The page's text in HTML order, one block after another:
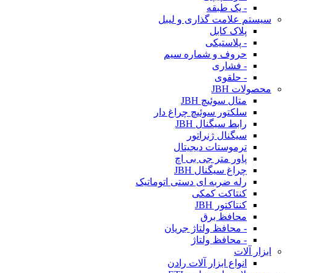
- یک طبقه
سیستم علامت گذاری و لیبل
پلاک کابل
- پلاستیکی
حروف و شماره سیم
- فشاری
- حلقوی
محصولات JBH
متال سوئیچ JBH
سلکتور سوئیچ چراغ دار
رابط سیگنال JBH
سیگنال ژنراتور
ترموستات دیجیتال
پاور متر جی بی اچ
چراغ سیگنال JBH
رله ضربه ای دستی اتوماتیک
کنتاکت کمکی
کنتاکتور JBH
محافظ برق
- محافظ ولتاژ جریان
- محافظ ولتاژ
ابزار آلات
انواع ابزار آلات رادن